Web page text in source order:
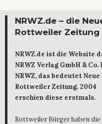
NRWZ.de – die
Rottweiler Zeitung
NRWZ.de ist die Website
NRWZ Verlag GmbH & Co.
NRWZ, das bedeutet Neue
Rottweiler Zeitung. 2004
erschien diese erstmals.
Rottweiler Bürger haben die